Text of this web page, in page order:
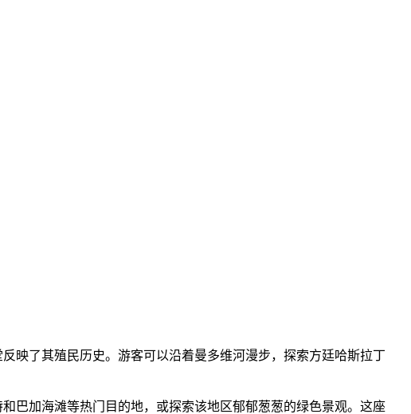
映了其殖民历史。游客可以沿着曼多维河漫步，探索方廷哈斯拉丁
巴加海滩等热门目的地，或探索该地区郁郁葱葱的绿色景观。这座